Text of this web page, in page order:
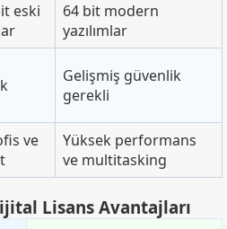
eski
64 bit modern
yazılımlar
Gelişmiş güvenlik
gerekli
ve
Yüksek performans
ve multitasking
Lisans Avantajları